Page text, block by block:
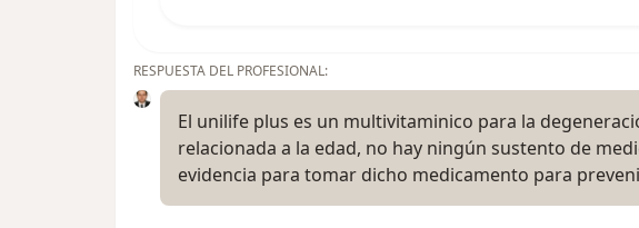
RESPUESTA DEL PROFESIONAL:
El unilife plus es un multivitaminico para la
relacionada a la edad, no hay ningún sustento de
evidencia para tomar dicho medicamento para